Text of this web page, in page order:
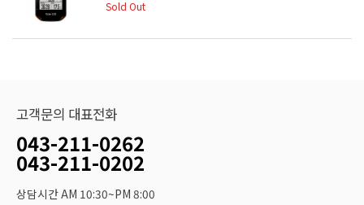
Sold Out
고객문의 대표전화
043-211-0262
043-211-0202
상담시간 AM 10:30~PM 8:00